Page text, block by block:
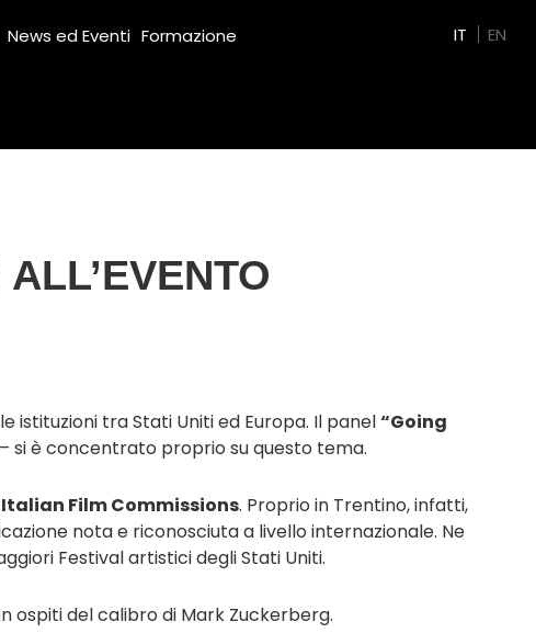
News ed Eventi Formazione IT EN
istituzioni tra Stati Uniti ed Europa. Il panel“Going
– si è concentrato proprio su questo tema.
Film Commissions. Proprio in Trentino, infatti,
nota e riconosciuta a livello internazionale. Ne
Festival artistici degli Stati Uniti.
ospiti del calibro di Mark Zuckerberg.